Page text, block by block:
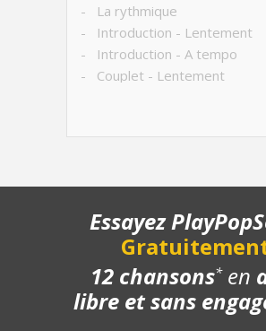
- La rythmique
- Introduction - Lentement
- Introduction - A tempo
- Couplet - Lentement
- Refrain - Avec le chant
- Chanson complète
- Bonus
Essayez
12 chansons*en
libre et sans